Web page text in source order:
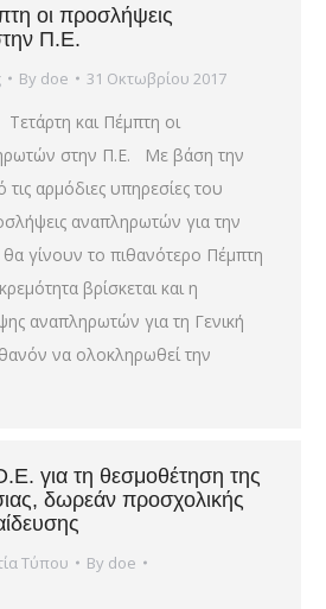
οι προσλήψεις
Π.Ε.
By doe 31 Οκτωβρίου 2017
και Πέμπτη οι
στην Π.Ε. Με βάση την
αρμόδιες υπηρεσίες του
αναπληρωτών για την
γίνουν το πιθανότερο Πέμπτη
βρίσκεται και η
αναπληρωτών για τη Γενική
να ολοκληρωθεί την
για τη θεσμοθέτηση της
δωρεάν προσχολικής
Τύπου By doe